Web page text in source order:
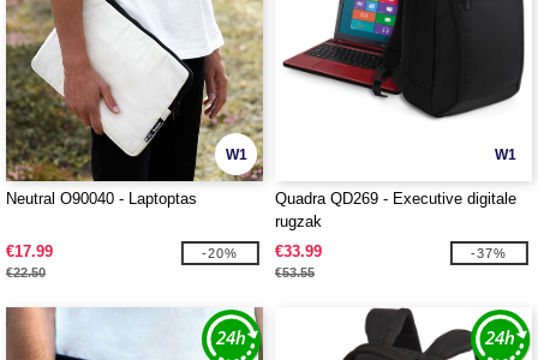
W1
Neutral O90040 - Laptoptas
€17.99
€22.50
-20%
W1
Quadra QD269 - Executive digitale
rugzak
€33.99
€53.55
-37%